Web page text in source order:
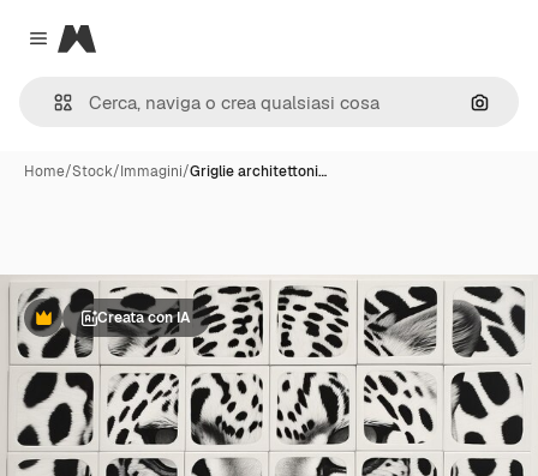
Close menu
Magnific
Cerca
Home/Stock/Immagini/Griglie architettoni…
PremiumCreata con IA